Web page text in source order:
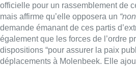
officielle pour un rassemblement de
mais affirme qu’elle opposera un
demande émanant de ces partis
également que les forces de l’ordre
dispositions “pour assurer la paix
déplacements à Molenbeek. Elle